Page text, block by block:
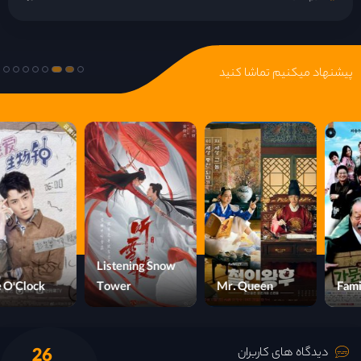
پیشنهاد میکنیم تماشا کنید
Mr. Queen
Listening Snow
Tower
Love O'Clock
دیدگاه های کاربران